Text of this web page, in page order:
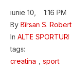
iunie 10
1:16 PM
By Bîrsan S. Robert
In ALTE SPORTURI
tags:
creatina
sport